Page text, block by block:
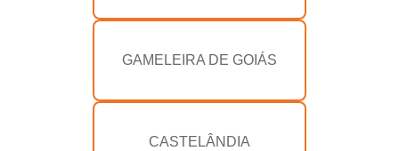
GAMELEIRA DE GOIÁS
CASTELÂNDIA